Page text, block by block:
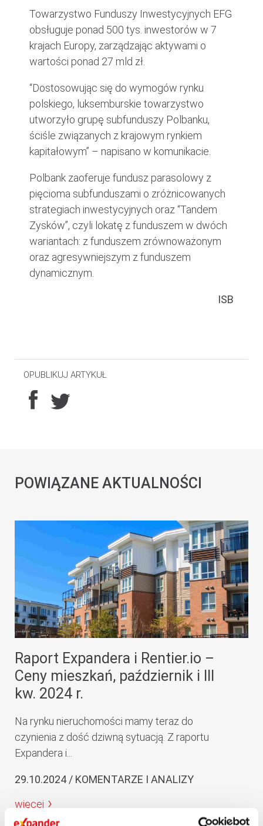
Towarzystwo Funduszy Inwestycyjnych EFG
obsługuje ponad 500 tys. inwestorów w 7
krajach Europy, zarządzając aktywami o
wartości ponad 27 mld zł.
“Dostosowując się do wymogów rynku
polskiego, luksemburskie towarzystwo
utworzyło grupę subfunduszy Polbanku,
ściśle związanych z krajowym rynkiem
kapitałowym” – napisano w komunikacie.
Polbank zaoferuje fundusz parasolowy z
pięcioma subfunduszami o zróżnicowanych
strategiach inwestycyjnych oraz “Tandem
Zysków”, czyli lokatę z funduszem w dwóch
wariantach: z funduszem zrównoważonym
oraz agresywniejszym z funduszem
dynamicznym.
ISB
OPUBLIKUJ ARTYKUŁ
POWIĄZANE AKTUALNOŚCI
Raport Expandera i Rentier.io –
Ceny mieszkań, październik i III
kw. 2024 r.
Na rynku nieruchomości mamy teraz do
czynienia z dość dziwną sytuacją. Z raportu
Expandera i...
29.10.2024 / KOMENTARZE I ANALIZY
więcej